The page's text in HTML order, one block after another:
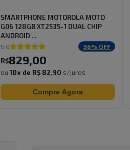
SMARTPHONE MOTOROLA MOTO
G06 128GB XT2535-1 DUAL CHIP
ANDROID ...
5.0 36% OFF
R$829,00
ou 10x de R$ 82,90 s/juros
Compre Agora